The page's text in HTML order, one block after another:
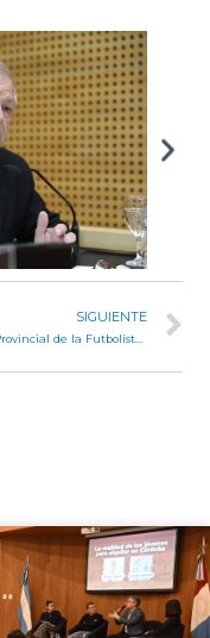
SIGUIENTE
Día Provincial de la Futbolista: un hito en la historia del deporte femenino